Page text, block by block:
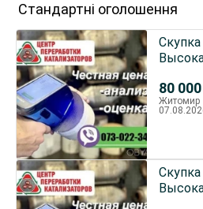
Стандартні оголошення
80 000
Скупка
Житомир
Скупка